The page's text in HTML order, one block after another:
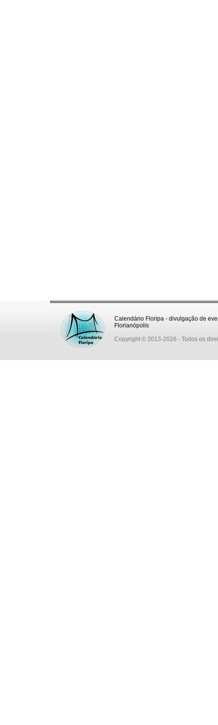
Calendário Floripa - divulgação de
Florianópolis
Copyright © 2013-2026 - Todos os